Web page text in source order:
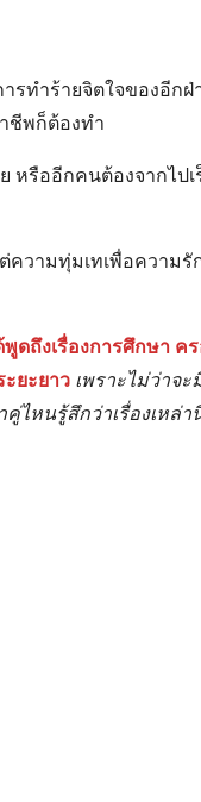
รทำร้ายจิตใจของอีกฝ่
ชีพก็ต้องทำ
ย หรืออีกคนต้องจากไป
ความทุ่มเทเพื่อความรั
พูดถึงเรื่องการศึกษา ค
ยะยาว เพราะไม่ว่าจ
คู่ไหนรู้สึกว่าเรื่องเหล่